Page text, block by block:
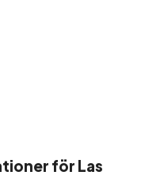
för Las